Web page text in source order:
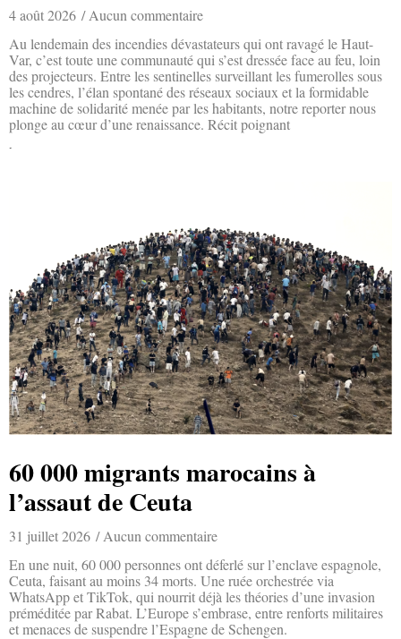
4 août 2026
Aucun commentaire
Au lendemain des incendies dévastateurs qui ont ravagé le Haut-
Var, c’est toute une communauté qui s’est dressée face au feu, loin
des projecteurs. Entre les sentinelles surveillant les fumerolles sous
les cendres, l’élan spontané des réseaux sociaux et la formidable
machine de solidarité menée par les habitants, notre reporter nous
plonge au cœur d’une renaissance. Récit poignant
60 000 migrants marocains à
l’assaut de Ceuta
31 juillet 2026
Aucun commentaire
En une nuit, 60 000 personnes ont déferlé sur l’enclave espagnole,
Ceuta, faisant au moins 34 morts. Une ruée orchestrée via
WhatsApp et TikTok, qui nourrit déjà les théories d’une invasion
préméditée par Rabat. L’Europe s’embrase, entre renforts militaires
et menaces de suspendre l’Espagne de Schengen.